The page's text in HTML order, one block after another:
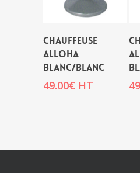
CHAUFFEUSE
ALLOHA
BLANC/BLANC
49.00€ HT